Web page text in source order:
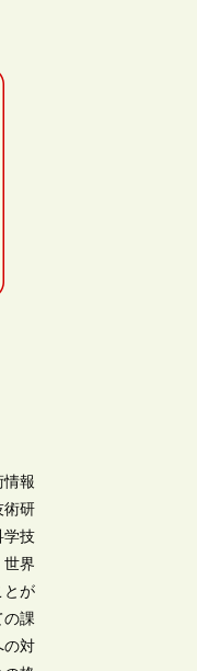
情報
術研
学技
世界
とが
の課
の対